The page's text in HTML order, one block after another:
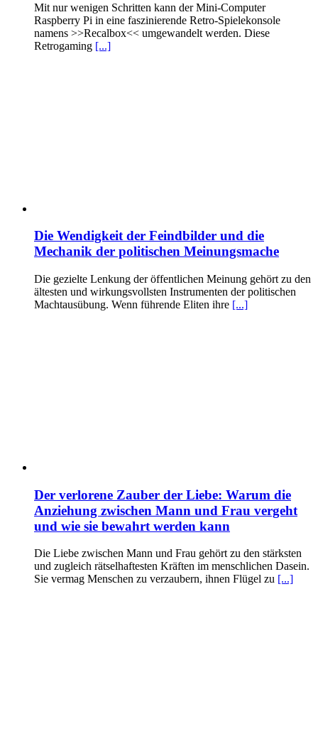
Mit nur wenigen Schritten kann der Mini-Computer
Raspberry Pi in eine faszinierende Retro-Spielekonsole
namens >>Recalbox<< umgewandelt werden. Diese
Retrogaming [...]
Die Wendigkeit der Feindbilder und die
Mechanik der politischen Meinungsmache
Die gezielte Lenkung der öffentlichen Meinung gehört zu den
ältesten und wirkungsvollsten Instrumenten der politischen
Machtausübung. Wenn führende Eliten ihre [...]
Der verlorene Zauber der Liebe: Warum die
Anziehung zwischen Mann und Frau vergeht
und wie sie bewahrt werden kann
Die Liebe zwischen Mann und Frau gehört zu den stärksten
und zugleich rätselhaftesten Kräften im menschlichen Dasein.
Sie vermag Menschen zu verzaubern, ihnen Flügel zu [...]